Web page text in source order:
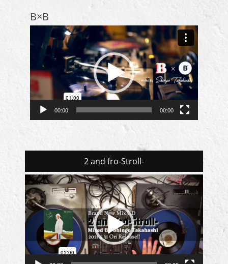
B×B
ー
ヤ
ー
00:00 00:00
2 and fro-Stroll-
動
画
プ
レ
ー
ヤ
ー